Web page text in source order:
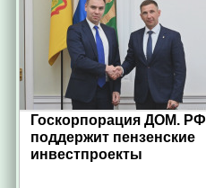
Госкорпорация ДОМ. РФ
поддержит пензенские
инвестпроекты